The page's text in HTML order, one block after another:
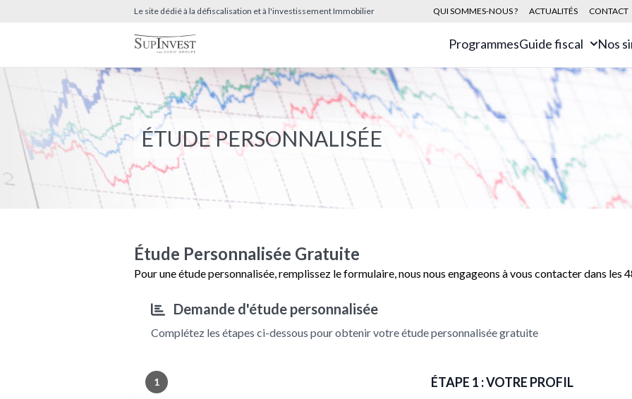
Le site dédié à la défiscalisation et à l'investissement Immobilier QUI SOMMES-NOUS ? ACTUALITÉS CONTACT
ProgrammesGuide fiscal Nos
ÉTUDE PERSONNALISÉE
Étude Personnalisée Gratuite
Pour une étude personnalisée, remplissez le formulaire, nous nous engageons à vous contacter dans les
Demande d'étude personnalisée
Complétez les étapes ci-dessous pour obtenir votre étude personnalisée gratuite
1 ÉTAPE 1 : VOTRE PROFIL